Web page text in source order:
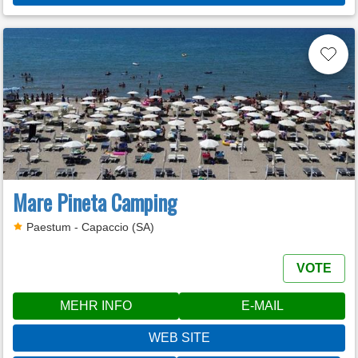
Mare Pineta Camping
Paestum - Capaccio (SA)
VOTE
MEHR INFO E-MAIL
WEB SITE